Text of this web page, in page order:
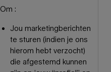
Om :
Jou marketingberichten
te sturen (indien je ons
hierom hebt verzocht)
die afgestemd kunnen